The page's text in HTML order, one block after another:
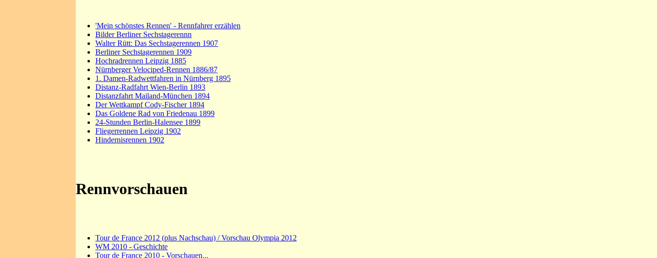
'Mein schönstes Rennen' - Rennfahrer erzählen
Bilder Berliner Sechstagerennn
Walter Rütt: Das Sechstagerennen 1907
Berliner Sechstagerennen 1909
Hochradrennen Leipzig 1885
Nürnberger Velociped-Rennen 1886/87
1. Damen-Radwettfahren in Nürnberg 1895
Distanz-Radfahrt Wien-Berlin 1893
Distanzfahrt Mailand-München 1894
Der Wettkampf Cody-Fischer 1894
Das Goldene Rad von Friedenau 1899
24-Stunden Berlin-Halensee 1899
Fliegerrennen Leipzig 1902
Hindernisrennen 1902
Rennvorschauen
Tour de France 2012 (plus Nachschau) / Vorschau Olympia 2012
WM 2010 - Geschichte
Tour de France 2010 - Vorschauen...